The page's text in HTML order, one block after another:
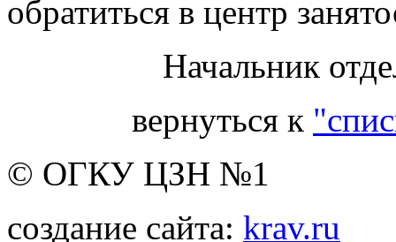
обратиться в центр
Начальник
вернуться к
© ОГКУ ЦЗН №1
создание сайта: krav.ru